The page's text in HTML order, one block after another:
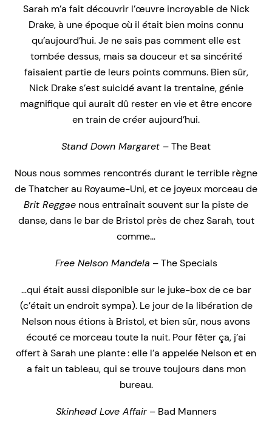
Sarah m’a fait découvrir l’œuvre incroyable de Nick
Drake, à une époque où il était bien moins connu
qu’aujourd’hui. Je ne sais pas comment elle est
tombée dessus, mais sa douceur et sa sincérité
faisaient partie de leurs points communs. Bien sûr,
Nick Drake s’est suicidé avant la trentaine, génie
magnifique qui aurait dû rester en vie et être encore
en train de créer aujourd’hui.
Stand Down Margaret – The Beat
Nous nous sommes rencontrés durant le terrible règne
de Thatcher au Royaume-Uni, et ce joyeux morceau de
Brit Reggae nous entraînait souvent sur la piste de
danse, dans le bar de Bristol près de chez Sarah, tout
comme…
Free Nelson Mandela – The Specials
…qui était aussi disponible sur le juke-box de ce bar
(c’était un endroit sympa). Le jour de la libération de
Nelson nous étions à Bristol, et bien sûr, nous avons
écouté ce morceau toute la nuit. Pour fêter ça, j’ai
offert à Sarah une plante : elle l’a appelée Nelson et en
a fait un tableau, qui se trouve toujours dans mon
bureau.
Skinhead Love Affair– Bad Manners